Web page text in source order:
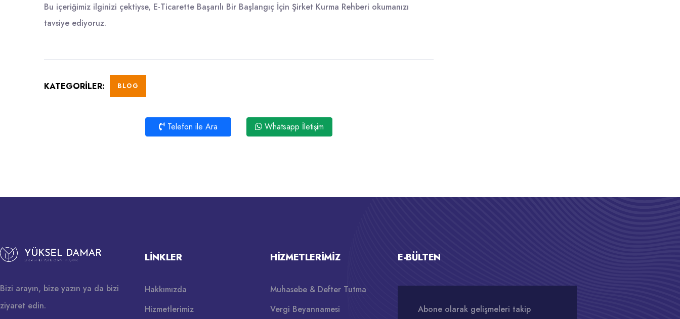
Bu içeriğimiz ilginizi çektiyse, E-Ticarette Başarılı Bir Başlangıç İçin Şirket Kurma Rehberi okumanızı
tavsiye ediyoruz.
KATEGORILER: BLOG
Telefon ile Ara Whatsapp İletişim
Bizi arayın, bize yazın ya da bizi
ziyaret edin.
LINKLER
Hakkımızda
Hizmetlerimiz
HIZMETLERIMIZ
Muhasebe & Defter Tutma
Vergi Beyannamesi
E-BÜLTEN
Abone olarak gelişmeleri takip